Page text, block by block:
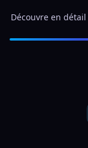
Découvre en détail